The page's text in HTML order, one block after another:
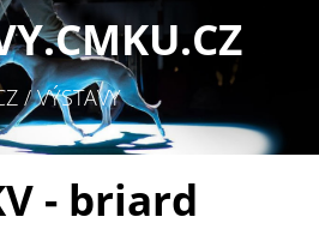
CMKU.CZ
/ VÝSTAVY
- briard